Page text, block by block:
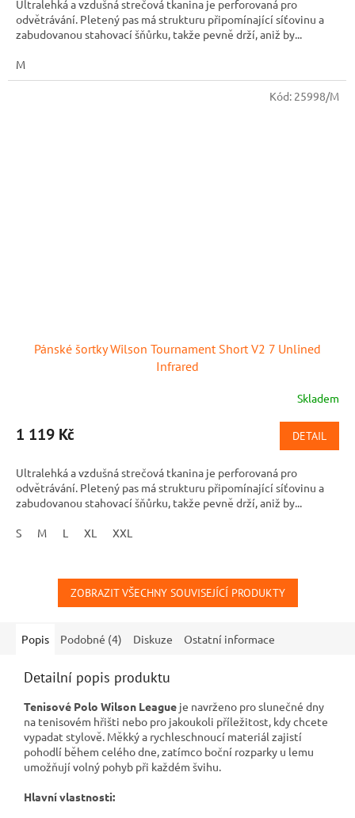
Ultralehká a vzdušná strečová tkanina je perforovaná pro
odvětrávání. Pletený pas má strukturu připomínající síťovinu a
zabudovanou stahovací šňůrku, takže pevně drží, aniž by...
M
Pánské šortky Wilson Tournament Short V2 7 Unlined
Infrared
Skladem
1 119 Kč DETAIL
Ultralehká a vzdušná strečová tkanina je perforovaná pro
odvětrávání. Pletený pas má strukturu připomínající síťovinu a
zabudovanou stahovací šňůrku, takže pevně drží, aniž by...
S M L XL XXL
Kód: 25998/M
ZOBRAZIT VŠECHNY SOUVISEJÍCÍ PRODUKTY
Popis Podobné (4) Diskuze Ostatní informace
Detailní popis produktu
Tenisové Polo Wilson League je navrženo pro slunečné dny
na tenisovém hřišti nebo pro jakoukoli příležitost, kdy chcete
vypadat stylově. Měkký a rychleschnoucí materiál zajistí
pohodlí během celého dne, zatímco boční rozparky u lemu
umožňují volný pohyb při každém švihu.
Hlavní vlastnosti: